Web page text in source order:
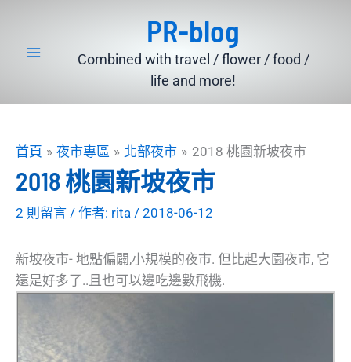
PR-blog
Combined with travel / flower / food /
life and more!
首頁 夜市專區 北部夜市 2018 桃園新坡夜市
2018 桃園新坡夜市
2 則留言 / 作者: rita / 2018-06-12
新坡夜市- 地點偏闢,小規模的夜市. 但比起大園夜市, 它
還是好多了..且也可以邊吃邊數飛機.